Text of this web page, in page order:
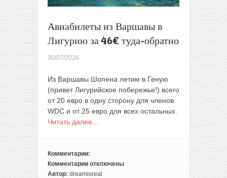
Авиабилеты из Варшавы в
Лигурию за 46€ туда-обратно
30/07/2026
Из Варшавы Шопена летим в Геную
(привет Лигурийское побережье!) всего
от 20 евро в одну сторону для членов
WDС и от 25 евро для всех остальных.
Читать далее…
Комментарии:
Комментарии
к
отключены
Автор: dreamisreal